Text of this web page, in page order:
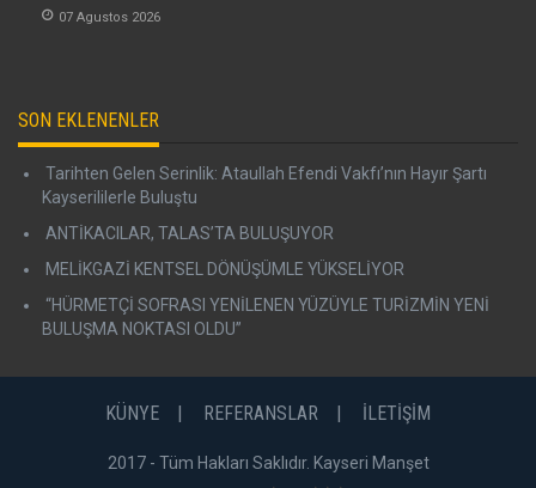
07 Agustos 2026
SON EKLENENLER
Tarihten Gelen Serinlik: Ataullah Efendi Vakfı’nın Hayır Şartı
Kayserililerle Buluştu
ANTİKACILAR, TALAS’TA BULUŞUYOR
MELİKGAZİ KENTSEL DÖNÜŞÜMLE YÜKSELİYOR
“HÜRMETÇİ SOFRASI YENİLENEN YÜZÜYLE TURİZMİN YENİ
BULUŞMA NOKTASI OLDU”
KÜNYE REFERANSLAR İLETİŞİM
2017 - Tüm Hakları Saklıdır. Kayseri Manşet